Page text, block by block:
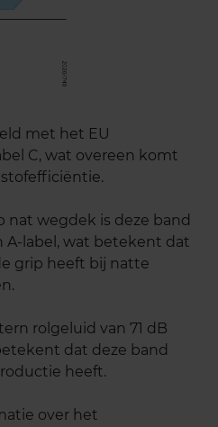
met het EU
C, wat overeen komt
nat wegdek is deze band
A-label, wat betekent dat
grip heeft bij natte
rolgeluid van 71 dB
dat deze band
heeft.
over het